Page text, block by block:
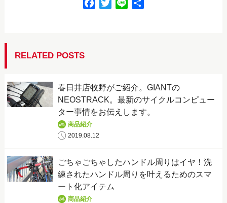
k
RELATED POSTS
春日井店牧野がご紹介。GIANTの
NEOSTRACK。最新のサイクルコンピュー
ター事情をお伝えします。
商品紹介
2019.08.12
ごちゃごちゃしたハンドル周りはイヤ！洗
練されたハンドル周りを叶えるためのスマ
ート化アイテム
商品紹介